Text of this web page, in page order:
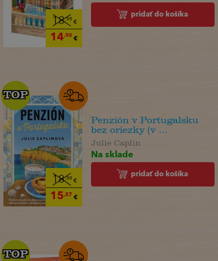
18,99 €
14,98€
pridať do košíka
18,99 €
15,57 €
TOP
TOP
Penzión v Portugalsku
bez oriezky (v ...
Julie Caplin
Na sklade
pridať do košíka
TOP
TOP